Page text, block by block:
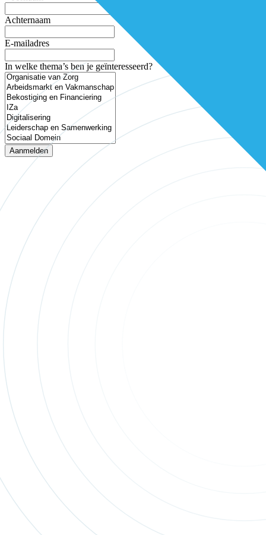
Achternaam
E-mailadres
In welke thema’s ben je geïnteresseerd?
Aanmelden